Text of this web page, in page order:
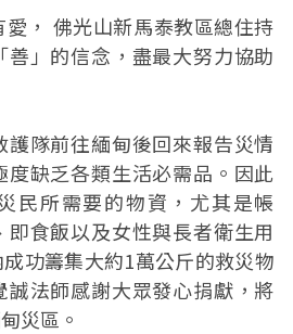
， 佛光山新馬泰教區總住持
」的信念，盡最大努力協助
護隊前往緬甸後回來報告災情
缺乏各類生活必需品。因此
民所需要的物資，尤其是帳
食飯以及女性與長者衛生用
功籌集大約1萬公斤的救災物
法師感謝大眾發心捐獻，將
災區。